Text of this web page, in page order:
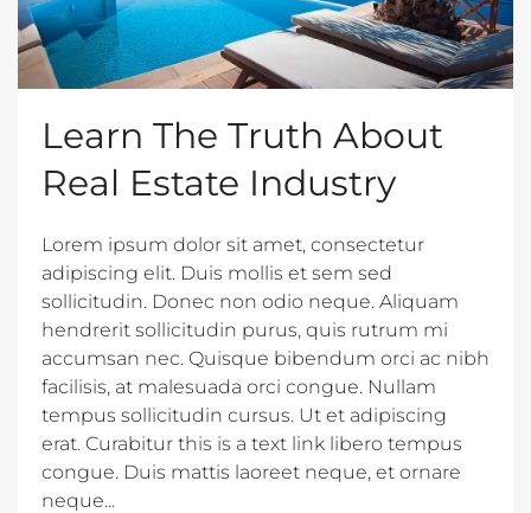
Learn The Truth About
Real Estate Industry
Lorem ipsum dolor sit amet, consectetur
adipiscing elit. Duis mollis et sem sed
sollicitudin. Donec non odio neque. Aliquam
hendrerit sollicitudin purus, quis rutrum mi
accumsan nec. Quisque bibendum orci ac nibh
facilisis, at malesuada orci congue. Nullam
tempus sollicitudin cursus. Ut et adipiscing
erat. Curabitur this is a text link libero tempus
congue. Duis mattis laoreet neque, et ornare
neque...